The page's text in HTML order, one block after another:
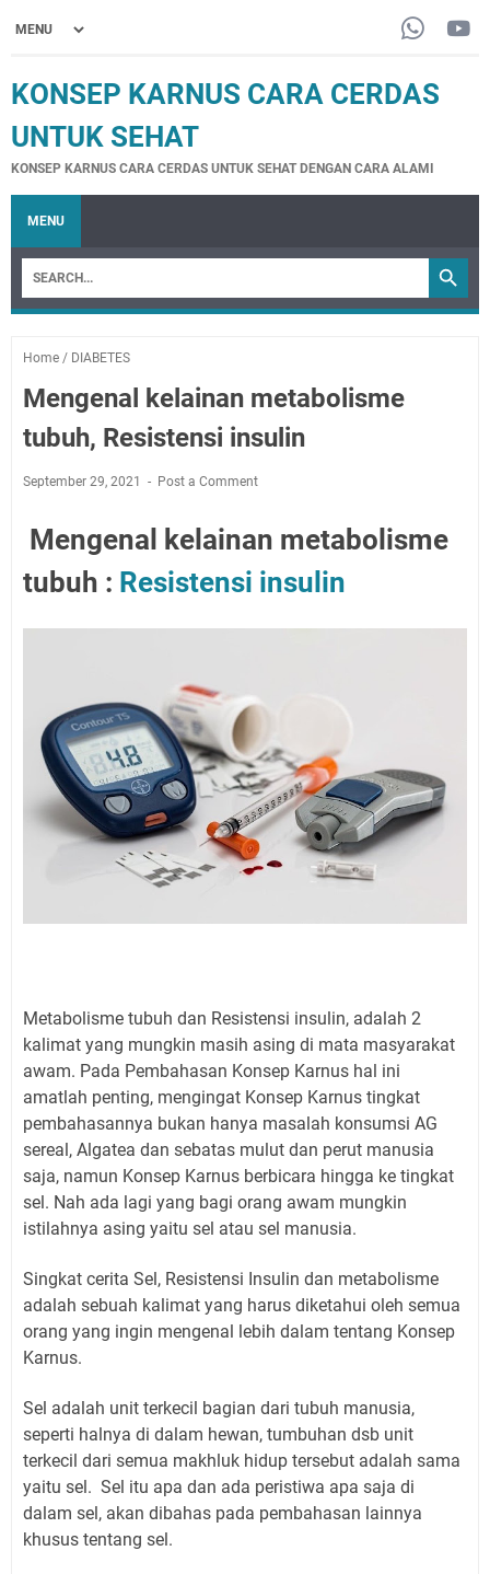
KONSEP KARNUS CARA CERDAS
UNTUK SEHAT
KONSEP KARNUS CARA CERDAS UNTUK SEHAT DENGAN CARA ALAMI
MENU
Home / DIABETES
Mengenal kelainan metabolisme
tubuh, Resistensi insulin
September 29, 2021 Post a Comment
Mengenal kelainan metabolisme
tubuh : Resistensi insulin
Metabolisme tubuh dan Resistensi insulin, adalah 2
kalimat yang mungkin masih asing di mata masyarakat
awam. Pada Pembahasan Konsep Karnus hal ini
amatlah penting, mengingat Konsep Karnus tingkat
pembahasannya bukan hanya masalah konsumsi AG
sereal, Algatea dan sebatas mulut dan perut manusia
saja, namun Konsep Karnus berbicara hingga ke tingkat
sel. Nah ada lagi yang bagi orang awam mungkin
istilahnya asing yaitu sel atau sel manusia.
Singkat cerita Sel, Resistensi Insulin dan metabolisme
adalah sebuah kalimat yang harus diketahui oleh semua
orang yang ingin mengenal lebih dalam tentang Konsep
Karnus.
Sel adalah unit terkecil bagian dari tubuh manusia,
seperti halnya di dalam hewan, tumbuhan dsb unit
terkecil dari semua makhluk hidup tersebut adalah sama
yaitu sel. Sel itu apa dan ada peristiwa apa saja di
dalam sel, akan dibahas pada pembahasan lainnya
khusus tentang sel.